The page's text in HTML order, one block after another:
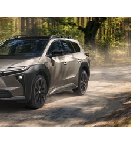
Vanaf € 55.950,-
Hilux (excl. BTW)
OOK ALS BATTERIJ-
ELEKTRISCH